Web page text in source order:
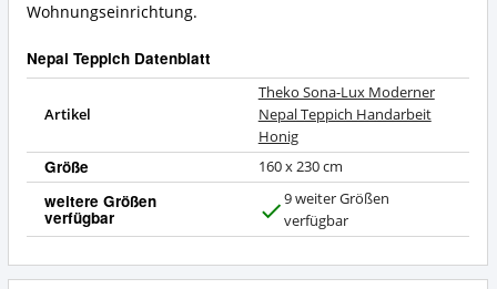
Wohnungseinrichtung.
Nepal Teppich Datenblatt
Artikel
Theko Sona-Lux Moderner
Nepal Teppich Handarbeit
Honig
Größe 160 x 230 cm
weitere Größen
verfügbar
a
9 weiter Größen
verfügbar